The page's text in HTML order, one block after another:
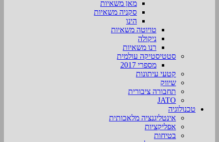
מאן משאיות
סקניה משאיות
הינו
טויוטה משאיות
ניקולה
רנו משאיות
סטטיסטיקה עולמית
מספרי 2017
קטעי עיתונות
שיווק
תחבורה ציבורית
JATO
טכנולוגיה
אינטליגנציה מלאכותית
אפליקציות
בטיחות